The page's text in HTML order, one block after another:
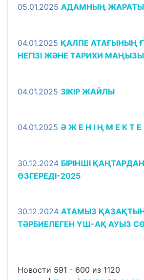
05.01.2025 АДАМНЫҢ
04.01.2025 ҚАЛПЕ АТАҒЫНЫҢ
НЕГІЗІ ЖӘНЕ ТАРИХИ МАҢЫЗЫ
04.01.2025 ЗІКІР ЖАЙЛЫ
04.01.2025 Ə Ж Е Н І Ң М Е К Т Е
30.12.2024 БІРІНШІ
ӨЗГЕРЕДІ-2025
30.12.2024 АТАМЫЗ
ТӘРБИЕЛЕГЕН ҮШ-АҚ АУЫЗ
Новости 591 - 600 из 1120